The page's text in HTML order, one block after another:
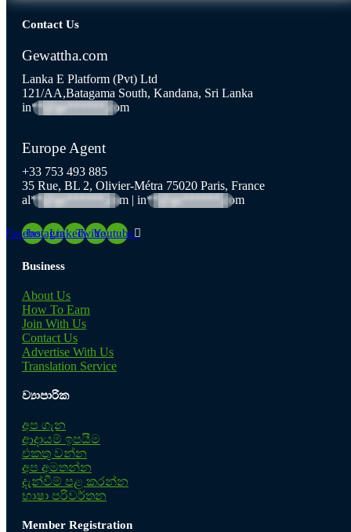
Contact Us
Gewattha.com
Lanka E Platform (Pvt) Ltd
121/AA,Batagama South, Kandana, Sri Lanka
in**@ge******.com
Europe Agent
+33 753 493 885
35 Rue, BL 2, Olivier-Métra 75020 Paris, France
al**@ge******.com | in**@ge******.com
Facebook
Instagram
LinkedinTwitterYoutube
Business
About Us
How To Earn
Join With Us
Contact Us
Advertise With Us
Translation Service
ව්‍යාපාරික
අප ගැන
ආදායම් ඉපයීම
එකතු වන්න
අප අමතන්න
දැන්වීම් පළ කරන්න
භාෂා පරිවර්තන
Member Registration